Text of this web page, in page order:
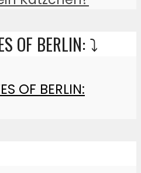
OF BERLIN: ⤵️